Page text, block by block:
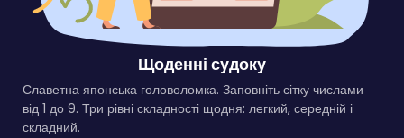
Щоденні судоку
Славетна японська головоломка. Заповніть сітку числами
від 1 до 9. Три рівні складності щодня: легкий, середній і
складний.